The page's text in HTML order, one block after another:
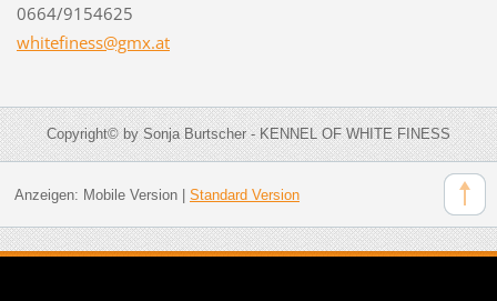
0664/9154625
whitefiness@gmx.at
Copyright© by Sonja Burtscher - KENNEL OF WHITE FINESS
Anzeigen: Mobile Version| Standard Version